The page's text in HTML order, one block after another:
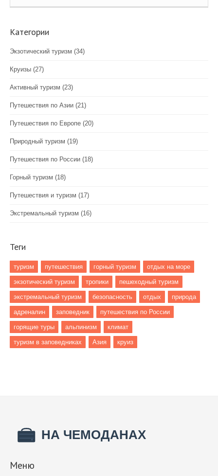
Категории
Экзотический туризм (34)
Круизы (27)
Активный туризм (23)
Путешествия по Азии (21)
Путешествия по Европе (20)
Природный туризм (19)
Путешествия по России (18)
Горный туризм (18)
Путешествия и туризм (17)
Экстремальный туризм (16)
Теги
туризм путешествия горный туризм отдых на море
экзотический туризм тропики пешеходный туризм
экстремальный туризм безопасность отдых природа
адреналин заповедник путешествия по России
горящие туры альпинизм климат
туризм в заповедниках Азия круиз
Меню